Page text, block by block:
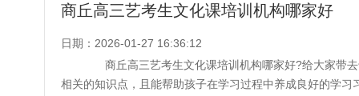
商丘高三艺考生文化课培训机构哪家好
日期：2026-01-27 16:36:12
商丘高三艺考生文化课培训机构哪家好?给大家带去
相关的知识点，且能帮助孩子在学习过程中养成良好的学